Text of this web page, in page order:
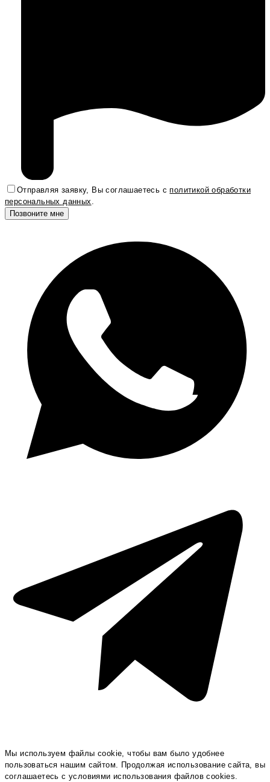
Отправляя заявку, Вы соглашаетесь сполитикой обработки
персональных данных
Мы используем файлы cookie, чтобы вам было удобнее
пользоваться нашим сайтом. Продолжая использование сайта, вы
соглашаетесь c условиями использования файлов cookies.